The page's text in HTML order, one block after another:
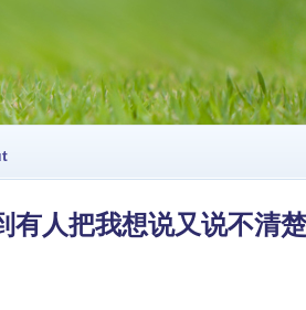
有人把我想说又说不清